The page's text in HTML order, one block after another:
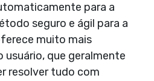
para a
seguro e ágil para a
muito mais
usuário, que geralmente
resolver tudo com